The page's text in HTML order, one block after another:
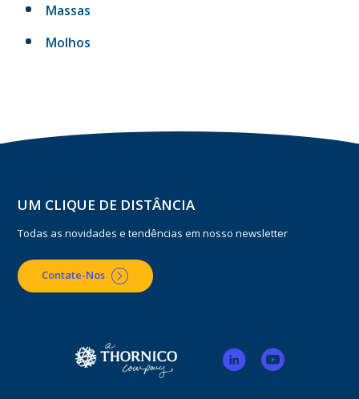
Massas
Molhos
UM CLIQUE DE DISTÂNCIA
Todas as novidades e tendências em nosso newsletter
Contate-Nos